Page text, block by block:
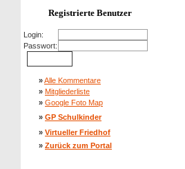
Registrierte Benutzer
Login:
Passwort:
»Alle Kommentare
» Mitgliederliste
» Google Foto Map
» GP Schulkinder
» Virtueller Friedhof
» Zurück zum Portal